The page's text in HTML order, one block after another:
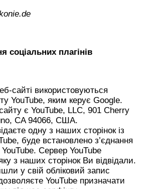
соціальних плагінів
сайті використовуються
YouTube, яким керує Google.
є YouTube, LLC, 901 Cherry
CA 94066, США.
одну з наших сторінок із
буде встановлено з’єднання
Сервер YouTube
з наших сторінок Ви відвідали.
у свій обліковий запис
YouTube призначати